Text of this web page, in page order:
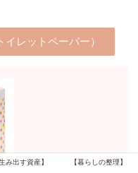
レットペーパー）
生み出す資産】 【暮らしの整理】